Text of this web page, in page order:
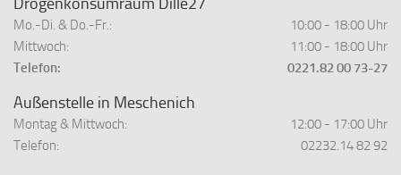
Mo.-Di. & Do.-Fr.:
10:00 - 18:00 Uhr
Mittwoch:
11:00 - 18:00 Uhr
Telefon:
0221.82 00 73-27
Außenstelle in Meschenich
Montag & Mittwoch:
12:00 - 17:00 Uhr
Telefon:
02232.14 82 92